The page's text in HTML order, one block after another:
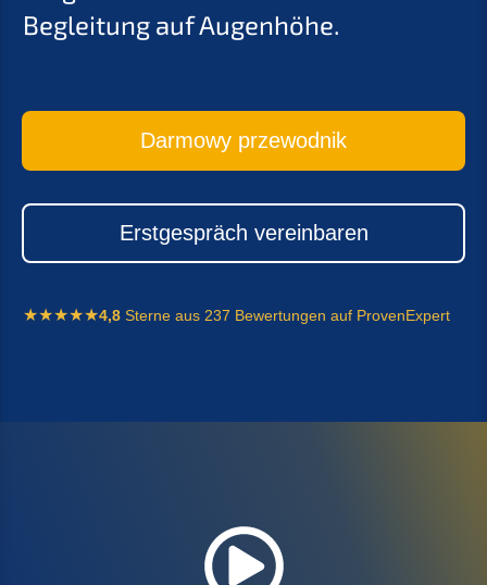
Begleitung auf Augenhöhe.
Darmowy przewodnik
Erstgespräch vereinbaren
4,8 Sterne aus 237 Bewertungen auf ProvenExpert